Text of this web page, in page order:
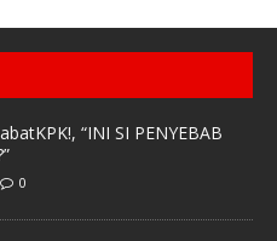
“INI SI PENYEBAB
0